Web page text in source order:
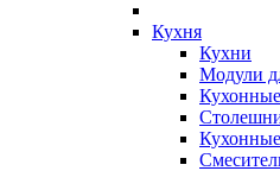
Кухня
Кухни
Модули